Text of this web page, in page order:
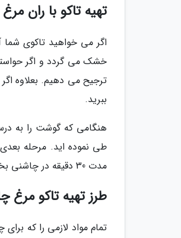
تهیه تاکو با ران مرغ
اگر می خواهید تاکوی شما
خشک می گردد و اگر
ترجیح می دهیم. بعلاوه
ببرید.
هنگامی که گوشت را به
طی نموده اید. مرحله
مدت 30 دقیقه در چاشنی بخوابانید. بی نظیر خواهد شد!
طرز تهیه تاکو مرغ
تمام مواد لازمی را که